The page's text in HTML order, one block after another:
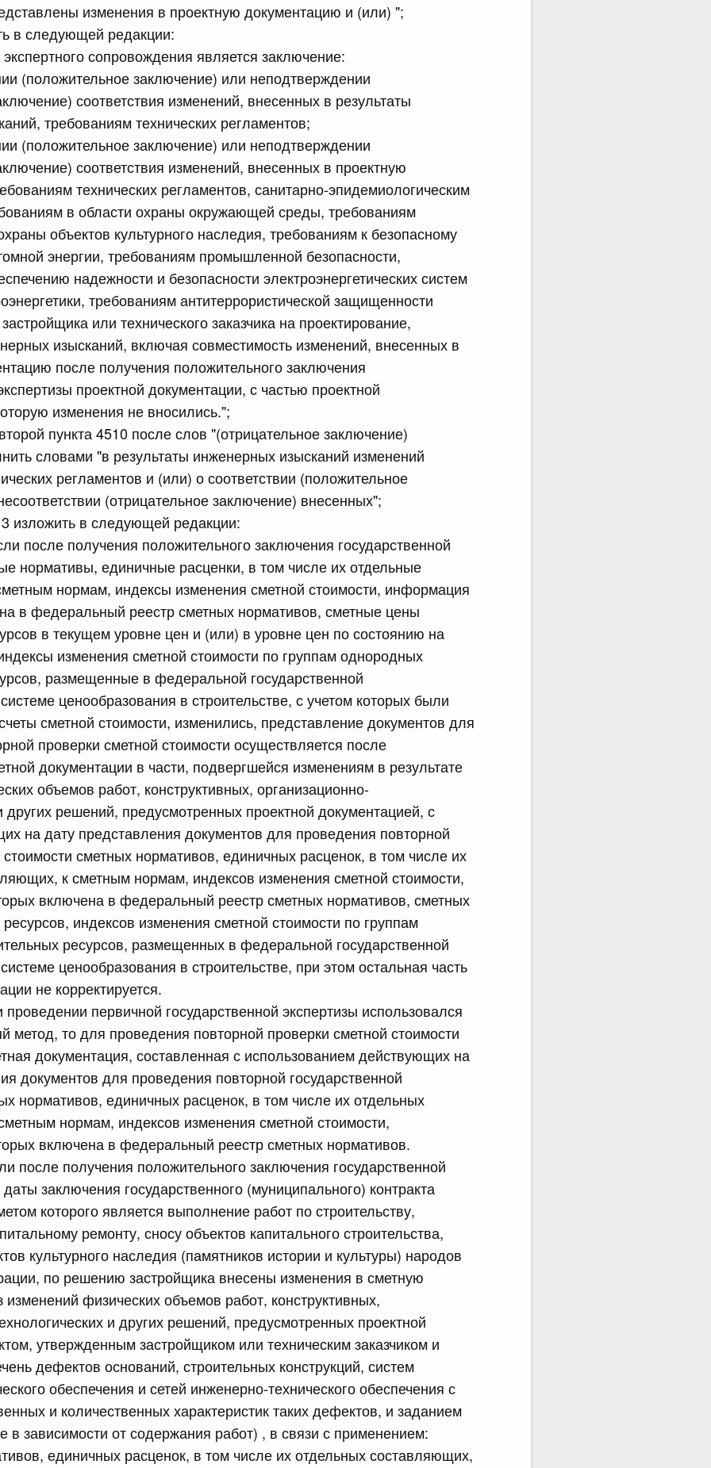
изменения в проектную документацию и (или) ";
в следующей редакции:
сопровождения является заключение:
(положительное заключение) или неподтверждении
соответствия изменений, внесенных в результаты
требованиям технических регламентов;
(положительное заключение) или неподтверждении
соответствия изменений, внесенных в проектную
технических регламентов, санитарно-эпидемиологическим
в области охраны окружающей среды, требованиям
объектов культурного наследия, требованиям к безопасному
энергии, требованиям промышленной безопасности,
надежности и безопасности электроэнергетических систем
требованиям антитеррористической защищенности
или технического заказчика на проектирование,
изысканий, включая совместимость изменений, внесенных в
после получения положительного заключения
проектной документации, с частью проектной
изменения не вносились.";
пункта 4510 после слов "(отрицательное заключение)
словами "в результаты инженерных изысканий изменений
регламентов и (или) о соответствии (положительное
(отрицательное заключение) внесенных";
изложить в следующей редакции:
после получения положительного заключения государственной
нормативы, единичные расценки, в том числе их отдельные
нормам, индексы изменения сметной стоимости, информация
в федеральный реестр сметных нормативов, сметные цены
в текущем уровне цен и (или) в уровне цен по состоянию на
изменения сметной стоимости по группам однородных
размещенные в федеральной государственной
ценообразования в строительстве, с учетом которых были
сметной стоимости, изменились, представление документов для
проверки сметной стоимости осуществляется после
документации в части, подвергшейся изменениям в результате
объемов работ, конструктивных, организационно-
других решений, предусмотренных проектной документацией, с
на дату представления документов для проведения повторной
сметных нормативов, единичных расценок, в том числе их
к сметным нормам, индексов изменения сметной стоимости,
включена в федеральный реестр сметных нормативов, сметных
индексов изменения сметной стоимости по группам
ресурсов, размещенных в федеральной государственной
ценообразования в строительстве, при этом остальная часть
не корректируется.
первичной государственной экспертизы использовался
метод, то для проведения повторной проверки сметной стоимости
документация, составленная с использованием действующих на
документов для проведения повторной государственной
нормативов, единичных расценок, в том числе их отдельных
нормам, индексов изменения сметной стоимости,
включена в федеральный реестр сметных нормативов.
после получения положительного заключения государственной
заключения государственного (муниципального) контракта
которого является выполнение работ по строительству,
ремонту, сносу объектов капитального строительства,
культурного наследия (памятников истории и культуры) народов
по решению застройщика внесены изменения в сметную
физических объемов работ, конструктивных,
и других решений, предусмотренных проектной
утвержденным застройщиком или техническим заказчиком и
дефектов оснований, строительных конструкций, систем
обеспечения и сетей инженерно-технического обеспечения с
и количественных характеристик таких дефектов, и заданием
в зависимости от содержания работ) , в связи с применением:
единичных расценок, в том числе их отдельных составляющих,
Федерации от 09.07.2026 г. № 866
государственного контроля (надзора) за
Федерации в области частной охранной деятельности
Федерации от 09.07.2026 г. № 862
Правительства Российской Федерации
Федерации от 09.07.2026 г. № 859
Правительством Российской Федерации и
признании ученых степеней
Федерации от 08.07.2026 г. № 858
актов Правительства Российской Федерации
Федерации от 08.07.2026 г. № 857
могут прибывать в Российскую Федерацию и
не являющихся местами перемещения товаров в
экономического союза
Федерации от 08.07.2026 г. № 856
Российской Федерации от 12 марта 2022 г.
Федерации от 08.07.2026 г. № 854
Российской Федерации от 31 января 2026
вторник
Федерации от 07.07.2026 г. № 853
Российской Федерации
Федерации от 07.07.2026 г. № 852
на выдачу заключений (разрешительных документов),
территорию Евразийского экономического
органических загрязнителей, подлежащих
масштаба, а также в качестве эталонного
к решению Коллегии Евразийской экономической
нетарифного регулирования"
Федерации от 07.07.2026 г. № 848
Правительства Российской Федерации
Федерации от 07.07.2026 г. № 849
Российской Федерации
Федерации от 07.07.2026 г. № 850
Российской Федерации
понедельник
Федерации от 06.07.2026 г. № 846
Российской Федерации
суббота
Федерации от 04.07.2026 г. № 845
Российской Федерации